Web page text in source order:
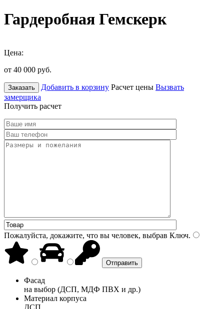
Гардеробная Гемскерк
Цена:
от 40 000 руб.
Заказать Добавить в корзину Расчет цены Вызвать
замерщика
Получить расчет
Пожалуйста, докажите, что вы человек, выбрав Ключ.
Фасад
на выбор (ДСП, МДФ ПВХ и др.)
Материал корпуса
ДСП